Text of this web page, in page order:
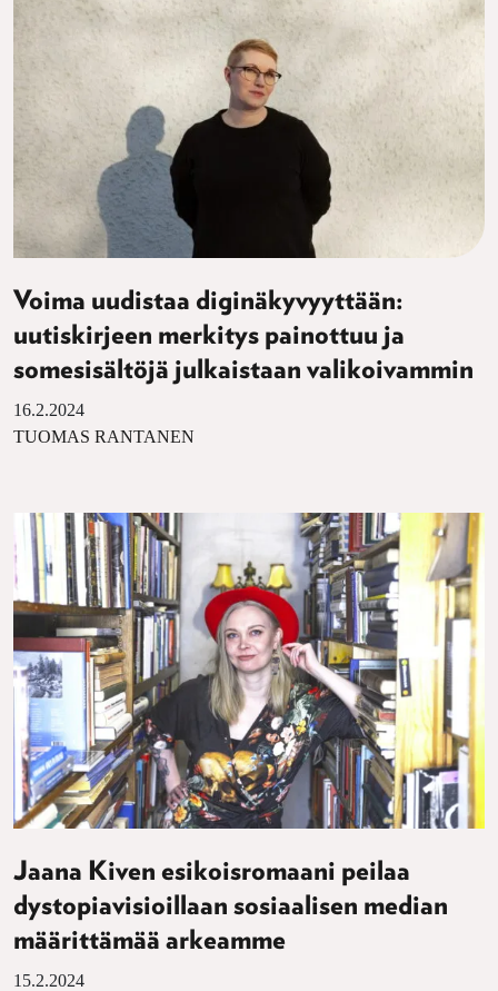
Voima uudistaa diginäkyvyyttään:
uutiskirjeen merkitys painottuu ja
somesisältöjä julkaistaan valikoivammin
16.2.2024
TUOMAS RANTANEN
Jaana Kiven esikoisromaani peilaa
dystopiavisioillaan sosiaalisen median
määrittämää arkeamme
15.2.2024